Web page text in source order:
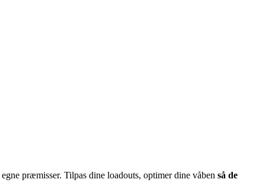
præmisser. Tilpas dine loadouts, optimer dine våben så de